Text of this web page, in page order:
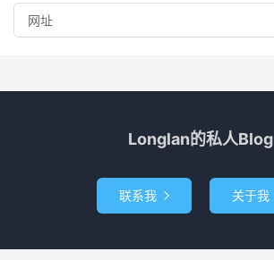
Longlan的私人Blog
联系我  关于我